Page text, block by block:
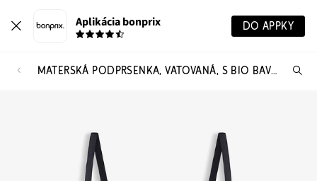
Aplikácia bonprix DO APPKY
MATERSKÁ PODPRSENKA, VATOVANÁ, S BIO BAVLNOU (2 KS)